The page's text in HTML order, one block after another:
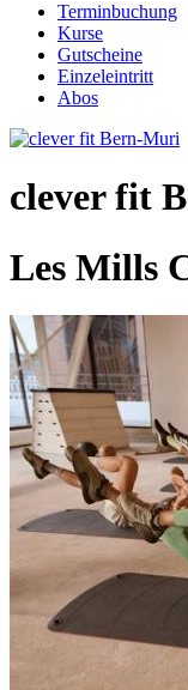
Terminbuchung
Kurse
Gutscheine
Einzeleintritt
Abos
clever fit
Les Mills